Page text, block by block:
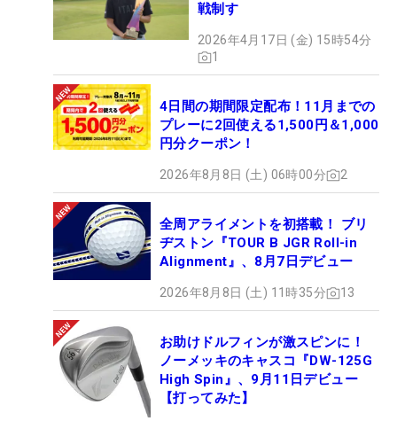
戦制す
2026年4月17日 (金) 15時54分
1
4日間の期間限定配布！11月までの
プレーに2回使える1,500円＆1,000
円分クーポン！
2026年8月8日 (土) 06時00分 2
全周アライメントを初搭載！ ブリ
ヂストン『TOUR B JGR Roll-in
Alignment』、8月7日デビュー
2026年8月8日 (土) 11時35分 13
お助けドルフィンが激スピンに！
ノーメッキのキャスコ『DW-125G
High Spin』、9月11日デビュー
【打ってみた】